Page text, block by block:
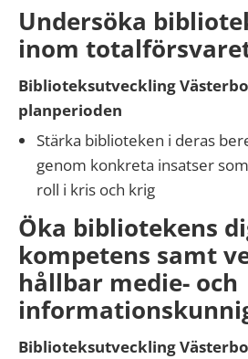
Undersöka
inom
Biblioteksutveckling
planperioden
Stärka biblioteken i deras
genom konkreta insatser
roll i kris och krig
Öka bibliotekens
kompetens samt
hållbar medie- och
Biblioteksutveckling